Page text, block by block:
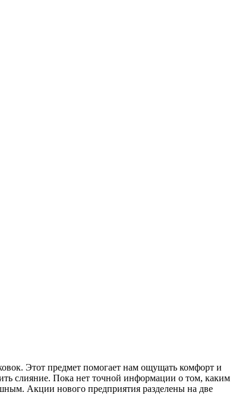
Этот предмет помогает нам ощущать комфорт и
слияние. Пока нет точной информации о том, каким
Акции нового предприятия разделены на две